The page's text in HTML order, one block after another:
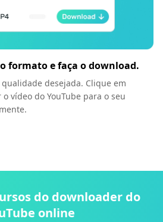
o formato e faça o download.
desejada. Clique em
vídeo do YouTube para o seu
do downloader do
online